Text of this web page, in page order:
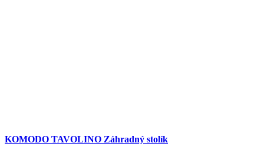
KOMODO TAVOLINO Záhradný stolík